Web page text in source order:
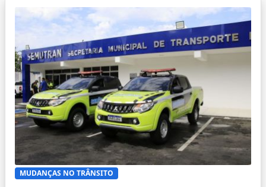
MUDANÇAS NO TRÂNSITO